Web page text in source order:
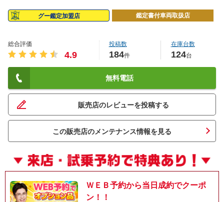
グー鑑定加盟店 鑑定書付車両取扱店
総合評価
4.9
投稿数
184件
在庫台数
124台
無料電話
販売店のレビューを投稿する
この販売店のメンテナンス情報を見る
ＷＥＢ予約から当日成約でクーポ
ン！！